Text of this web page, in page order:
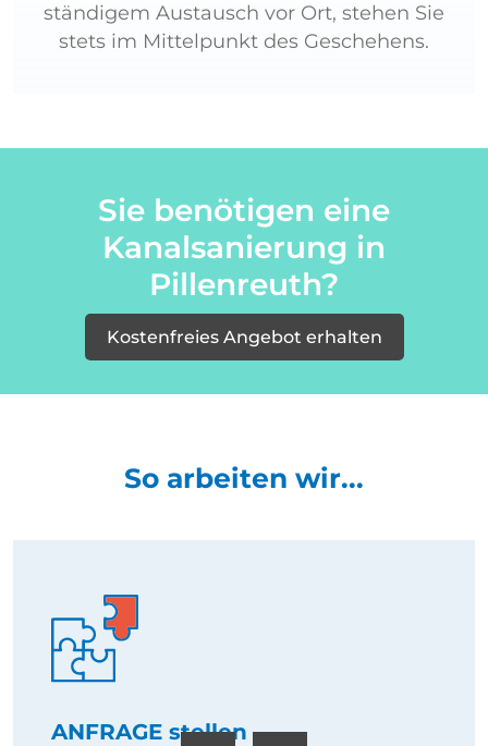
ständigem Austausch vor Ort, stehen Sie
stets im Mittelpunkt des Geschehens.
Sie benötigen eine
Kanalsanierung in
Pillenreuth?
Kostenfreies Angebot erhalten
So arbeiten wir...
ANFRAGE stellen